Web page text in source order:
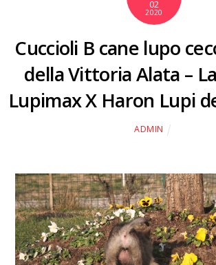
02
2020
Cuccioli B cane lupo
della Vittoria Alata –
Lupimax X Haron Lupi
ADMIN